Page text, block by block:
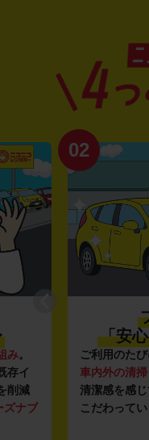
み。
存イ
削減
ズナブ
02
「安
ご利用のたび
車内外の清
清潔感を感
こだわってい